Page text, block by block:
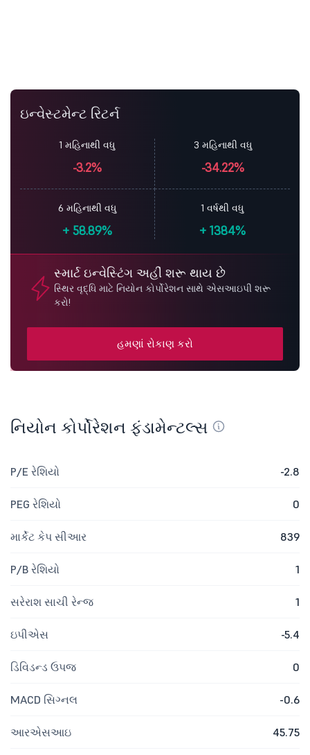
ઇન્વેસ્ટમેન્ટ રિટર્ન
1 મહિનાથી વધુ
-3.2%
3 મહિનાથી વધુ
-34.22%
6 મહિનાથી વધુ
+ 58.89%
1 વર્ષથી વધુ
+ 1384%
સ્માર્ટ ઇન્વેસ્ટિંગ અહીં શરૂ થાય છે
સ્થિર વૃદ્ધિ માટે નિયોન કોર્પોરેશન સાથે એસઆઇપી શરૂ
કરો!
હમણાં રોકાણ કરો
નિયોન કોર્પોરેશન ફંડામેન્ટલ્સ
P/E રેશિયો -2.8
PEG રેશિયો 0
માર્કેટ કેપ સીઆર 839
P/B રેશિયો 1
સરેરાશ સાચી રેન્જ 1
ઇપીએસ -5.4
ડિવિડન્ડ ઉપજ 0
MACD સિગ્નલ -0.6
આરએસઆઇ 45.75